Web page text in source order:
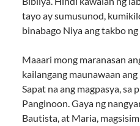
tayo ay sumusunod,
binabago Niya ang takbo
Maaari mong maranasan
kailangang maunawaan
Sapat na ang magpasya, sa
Panginoon. Gaya ng
Bautista, at Maria,